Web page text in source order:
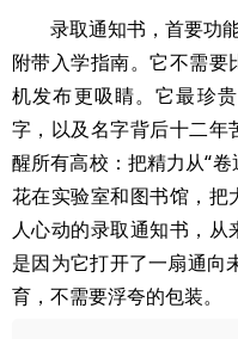
录取通知书，首要功
附带入学指南。它不需
机发布更吸睛。它最珍
字，以及名字背后十二年
醒所有高校：把精力从“
花在实验室和图书馆，把
人心动的录取通知书，
是因为它打开了一扇通向
育，不需要浮夸的包装。